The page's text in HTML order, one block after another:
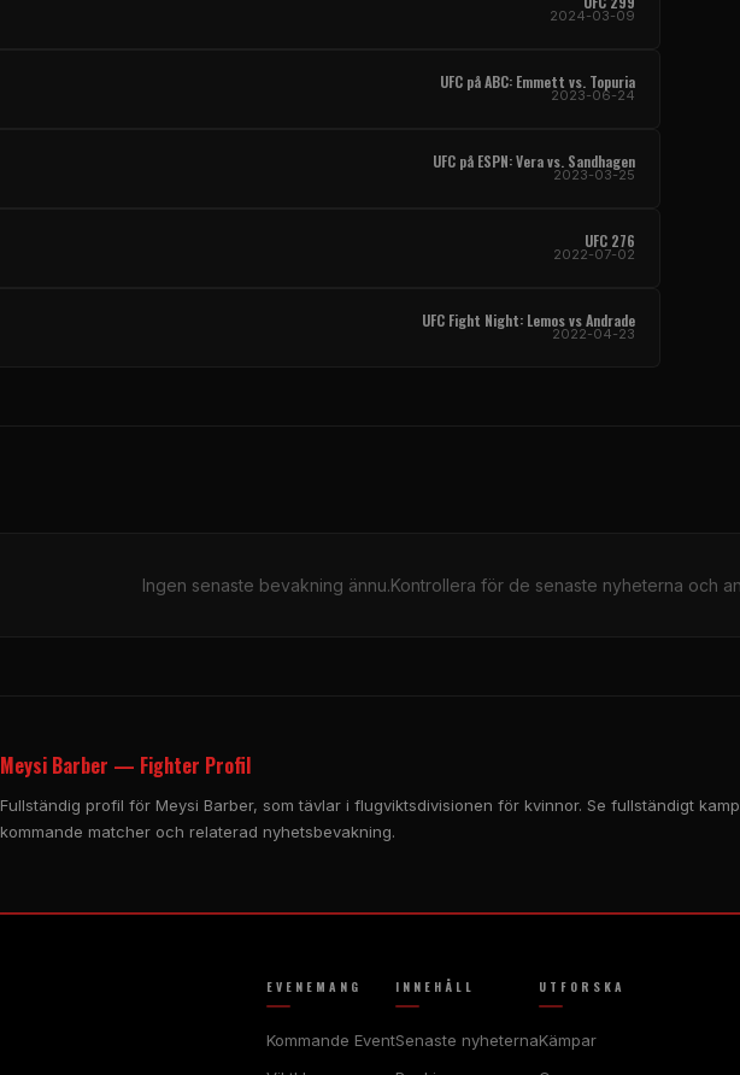
2024-03-09
UFC på ABC: Emmett vs. Topuria
2023-06-24
UFC på ESPN: Vera vs. Sandhagen
2023-03-25
UFC 276
2022-07-02
UFC Fight Night: Lemos vs Andrade
2022-04-23
Ingen senaste bevakning ännu.Kontrollera för de senaste nyheterna och
Meysi Barber — Fighter Profil
Fullständig profil för Meysi Barber, som tävlar i flugviktsdivisionen för kvinnor. Se fullständigt
kommande matcher och relaterad nyhetsbevakning.
EVENEMANG
Kommande Event
INNEHÅLL
Senaste nyheterna
UTFORSKA
Kämpar